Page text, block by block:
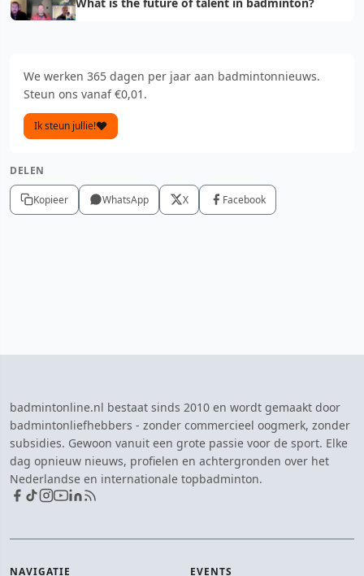
We werken 365 dagen per jaar aan badmintonnieuws.
Steun ons vanaf €0,01.
Ik steun jullie!
DELEN
Kopieer WhatsApp X Facebook
badmintonline.nl bestaat sinds 2010 en wordt gemaakt door
badmintonliefhebbers - zonder commercieel oogmerk, zonder
subsidies. Gewoon vanuit een grote passie voor de sport. Elke
dag opnieuw nieuws, profielen en achtergronden over het
Nederlandse en internationale topbadminton.
NAVIGATIE EVENTS